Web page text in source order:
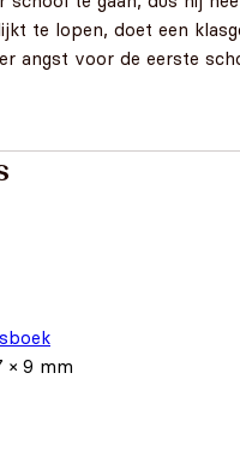
te lopen, doet een
angst voor de eerste
× 9 mm